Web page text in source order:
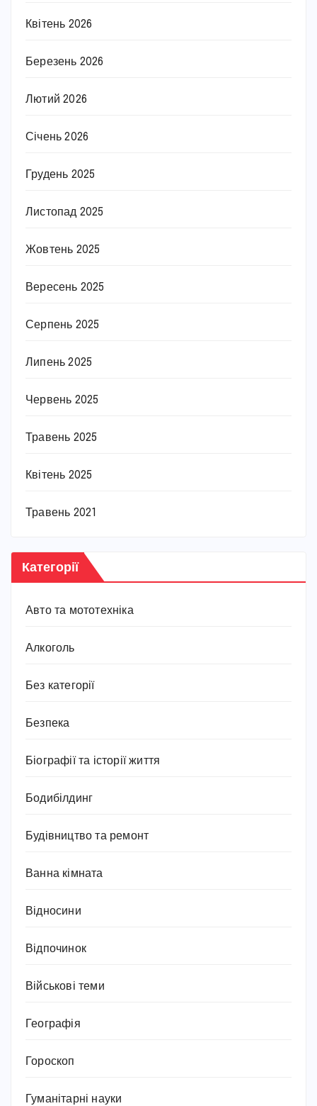
Квітень 2026
Березень 2026
Лютий 2026
Січень 2026
Грудень 2025
Листопад 2025
Жовтень 2025
Вересень 2025
Серпень 2025
Липень 2025
Червень 2025
Травень 2025
Квітень 2025
Травень 2021
Категорії
Авто та мототехніка
Алкоголь
Без категорії
Безпека
Біографії та історії життя
Бодибілдинг
Будівництво та ремонт
Ванна кімната
Відносини
Відпочинок
Військові теми
Географія
Гороскоп
Гуманітарні науки